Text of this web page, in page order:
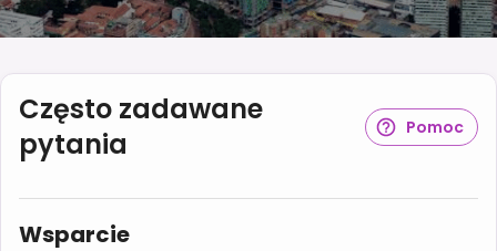
Często zadawane
pytania
Pomoc
Wsparcie